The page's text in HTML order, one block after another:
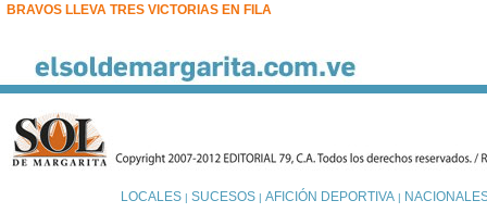
BRAVOS LLEVA TRES VICTORIAS EN FILA
LOCALES| SUCESOS| AFICIÓN DEPORTIVA|